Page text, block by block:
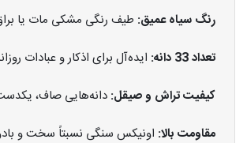
رنگ سیاه عمیق: طیف رنگی مشکی مات یا
تعداد 33 دانه:
ایده‌آل برای اذکار و عبادات
کیفیت تراش و صیقل: دانه‌هایی صاف،
مقاومت بالا: اونیکس سنگی نسبتاً سخت و